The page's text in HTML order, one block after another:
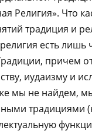
Религия». Что
традиция и
есть лишь
причем
иудаизму и
мы не найдем,
традициями